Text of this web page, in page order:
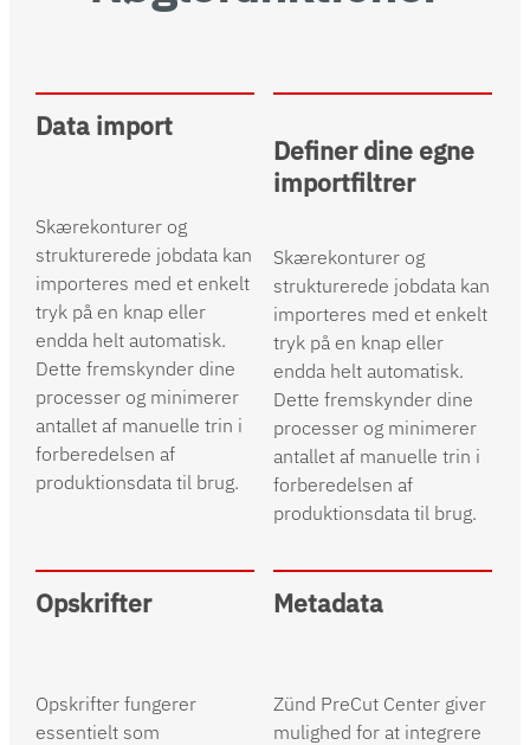
Data import
Skærekonturer og
strukturerede jobdata kan
importeres med et enkelt
tryk på en knap eller
endda helt automatisk.
Dette fremskynder dine
processer og minimerer
antallet af manuelle trin i
forberedelsen af
produktionsdata til brug.
Definer dine egne
importfiltrer
Skærekonturer og
strukturerede jobdata kan
importeres med et enkelt
tryk på en knap eller
endda helt automatisk.
Dette fremskynder dine
processer og minimerer
antallet af manuelle trin i
forberedelsen af
produktionsdata til brug.
Opskrifter
Opskrifter fungerer
essentielt som
Metadata
Zünd PreCut Center giver
mulighed for at integrere